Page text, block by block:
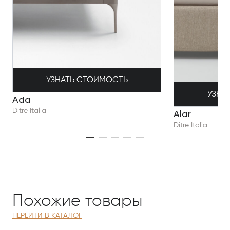
УЗНАТЬ СТОИМОСТЬ
Ada
Ditre Italia Alar
Ditre Italia
Похожие товары
ПЕРЕЙТИ В КАТАЛОГ